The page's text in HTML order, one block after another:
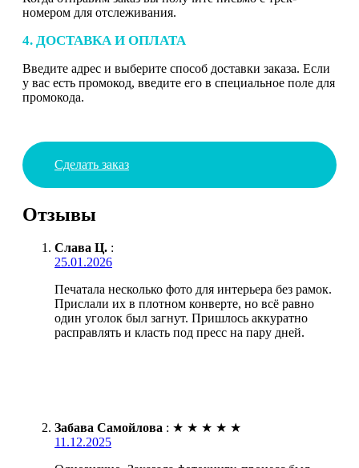
номером для отслеживания.
4. ДОСТАВКА И ОПЛАТА
Введите адрес и выберите способ доставки заказа. Если
у вас есть промокод, введите его в специальное поле для
промокода.
Сделать заказ
Отзывы
Слава Ц. :
25.01.2026
Печатала несколько фото для интерьера без рамок.
Прислали их в плотном конверте, но всё равно
один уголок был загнут. Пришлось аккуратно
расправлять и класть под пресс на пару дней.
Забава Самойлова : ★ ★ ★ ★ ★
11.12.2025